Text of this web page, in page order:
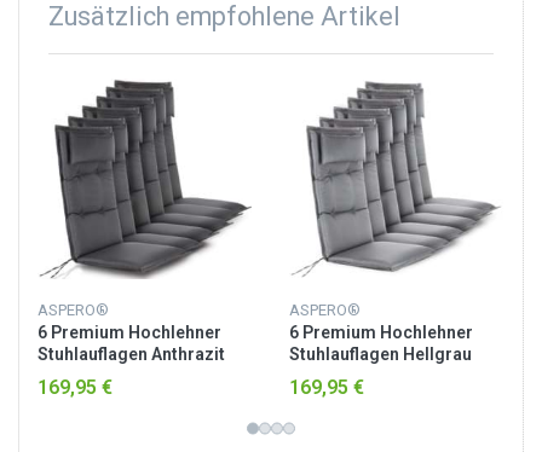
Zusätzlich empfohlene Artikel
ASPERO®
6 Premium Hochlehner
Stuhlauflagen Anthrazit
169,95 €
ASPERO®
6 Premium Hochlehner
Stuhlauflagen Hellgrau
169,95 €